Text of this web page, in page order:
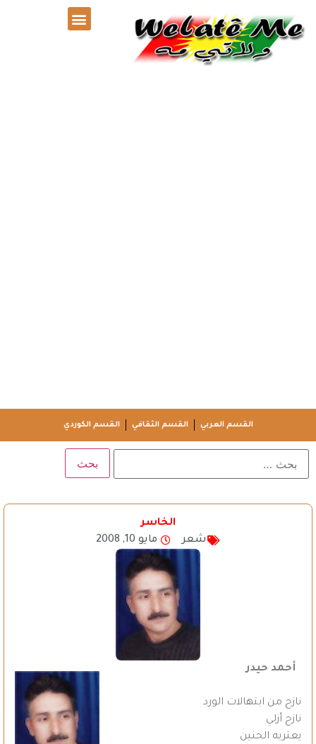
القسم العربي القسم الثقافي القسم الكوردي
الخاسر
شعر
مايو 10, 2008
أحمد حيدر
نازح من ابتهالات الورد
نازح أزلي
يعتريه الحنين